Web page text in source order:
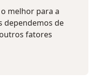
melhor para a
dependemos de
fatores